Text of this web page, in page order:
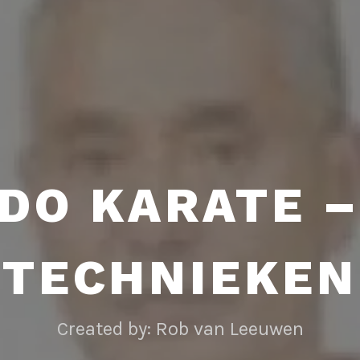
KARATE
TECHNIEKEN
Created by: Rob van Leeuwen